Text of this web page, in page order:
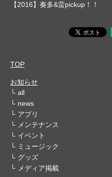
【2016】奏多&蛮pickup！！
TOP
お知らせ
all
news
アプリ
メンテナンス
イベント
ミュージック
グッズ
メディア掲載